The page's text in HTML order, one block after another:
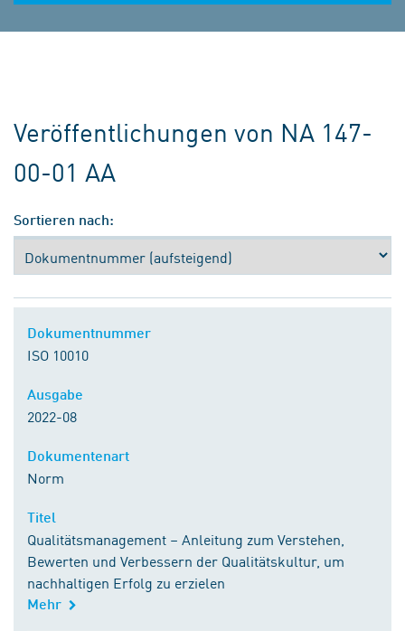
Veröffentlichungen von NA 147-
00-01 AA
Sortieren nach:
ISO 10010
2022-08
Norm
Qualitätsmanagement – Anleitung zum Verstehen,
Bewerten und Verbessern der Qualitätskultur, um
nachhaltigen Erfolg zu erzielen
Mehr